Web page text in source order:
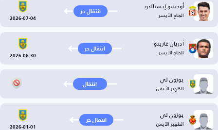
أوجينيو إيسنالدو
الجناح الأيسر انتقال حر
2026-07-04
أدريان غاريدو
الجناح الأيسر انتقال حر
2026-06-30
يوزون لي
الظهير الأيمن انتقال
يوزون لي
الظهير الأيمن انتقال حر
2026-01-01